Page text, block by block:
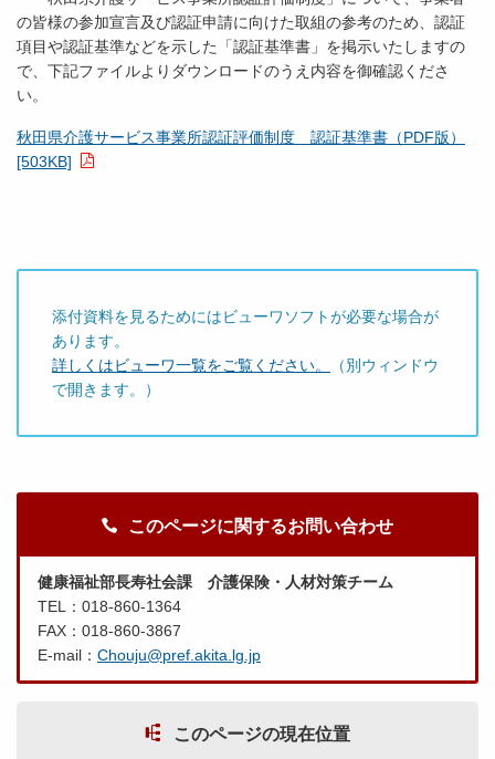
の皆様の参加宣言及び認証申請に向けた取組の参考のため、認証
項目や認証基準などを示した「認証基準書」を掲示いたしますの
で、下記ファイルよりダウンロードのうえ内容を御確認くださ
い。
秋田県介護サービス事業所認証評価制度 認証基準書（PDF版）
[503KB]
添付資料を見るためにはビューワソフトが必要な場合が
あります。
詳しくはビューワ一覧をご覧ください。
（別ウィンドウ
で開きます。）
このページに関するお問い合わせ
健康福祉部長寿社会課 介護保険・人材対策チーム
TEL：018-860-1364
FAX：018-860-3867
E-mail： Chouju@pref.akita.lg.jp
このページの現在位置